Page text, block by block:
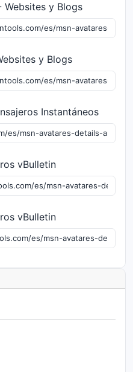
Websites y Blogs
y Blogs
Instantáneos
vBulletin
vBulletin